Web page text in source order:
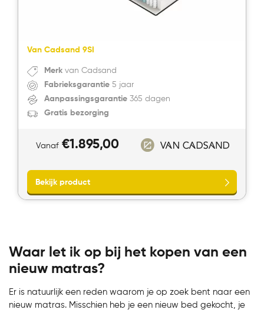
Van Cadsand 9SI
Merk van Cadsand
Fabrieksgarantie 5 jaar
Aanpassingsgarantie 365 dagen
Gratis bezorging
Vanaf €1.895,00
Bekijk product
Waar let ik op bij het kopen van een
nieuw matras?
Er is natuurlijk een reden waarom je op zoek bent naar een
nieuw matras. Misschien heb je een nieuw bed gekocht, je